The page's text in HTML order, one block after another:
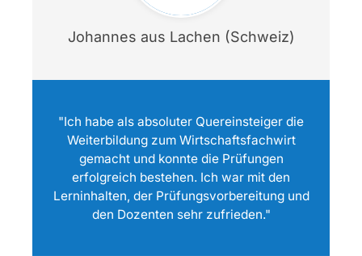
"Ich habe als absoluter Quereinsteiger die
Weiterbildung zum Wirtschaftsfachwirt
gemacht und konnte die Prüfungen
erfolgreich bestehen. Ich war mit den
Lerninhalten, der Prüfungsvorbereitung und
den Dozenten sehr zufrieden."
Johannes aus Lachen (Schweiz)